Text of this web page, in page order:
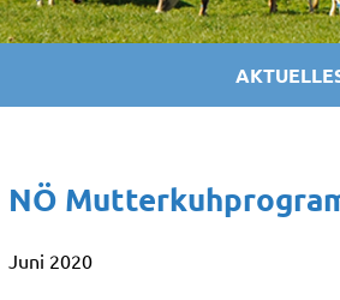
NÖ
Juni 2020